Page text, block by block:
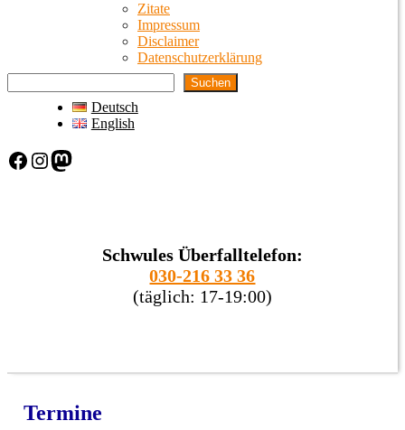
Zitate
Impressum
Disclaimer
Datenschutzerklärung
Suchen
Deutsch
English
Facebook Instagram Mastodon
Schwules Überfalltelefon:
030-216 33 36
(täglich: 17-19:00)
Termine